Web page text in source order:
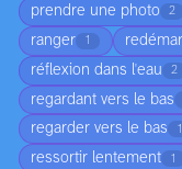
prendre une photo 2
ranger 1
réflexion dans l'eau 2
regardant vers le bas
regarder vers le bas 1
ressortir lentement 1